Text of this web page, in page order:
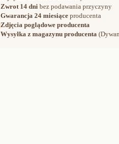
Zwrot 14 dni bez podawania przyczyny
Gwarancja24 miesiące producenta
Zdjęcia poglądowe producenta
Wysyłka z magazynu producenta